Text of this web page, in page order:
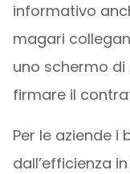
informativo
magari
uno schermo
firmare il
Per le aziende
dall’efficienza